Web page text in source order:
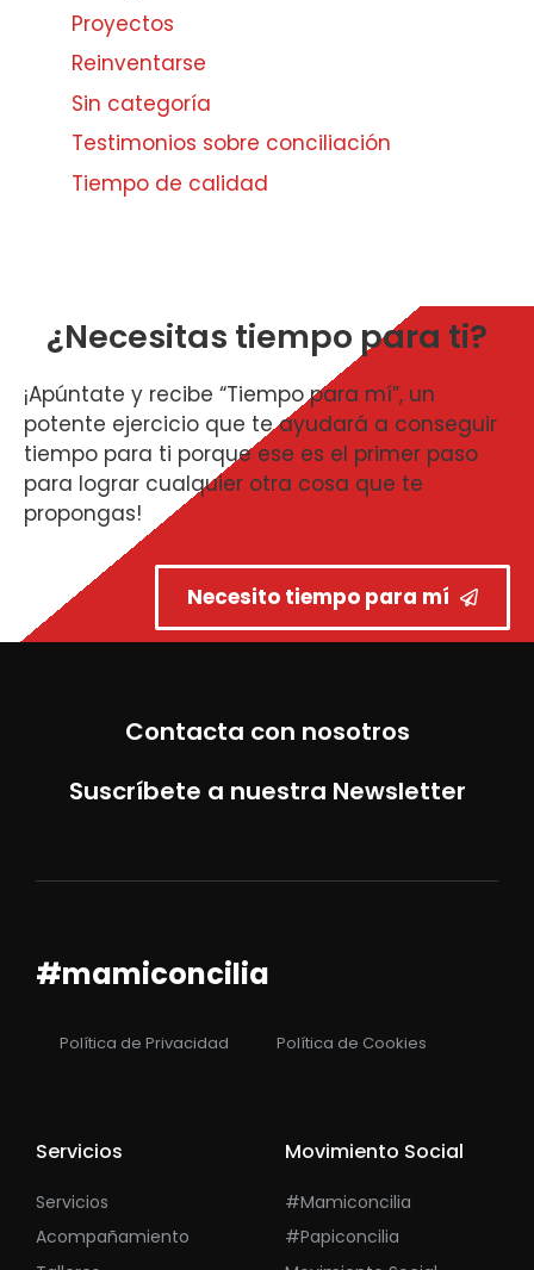
Proyectos
Reinventarse
Sin categoría
Testimonios sobre conciliación
Tiempo de calidad
¿Necesitas tiempo para ti?
¡Apúntate y recibe “Tiempo para mí”, un
potente ejercicio que te ayudará a conseguir
tiempo para ti porque ese es el primer paso
para lograr cualquier otra cosa que te
propongas!
Necesito tiempo para mí
Contacta con nosotros
Suscríbete a nuestra Newsletter
#mamiconcilia
Política de Privacidad Política de Cookies
Servicios
Servicios
Acompañamiento
Movimiento Social
#mamiconcilia
#papiconcilia